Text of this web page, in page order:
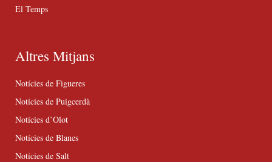
El Temps
Altres Mitjans
Notícies de Figueres
Notícies de Puigcerdà
Notícies d’Olot
Notícies de Blanes
Notícies de Salt